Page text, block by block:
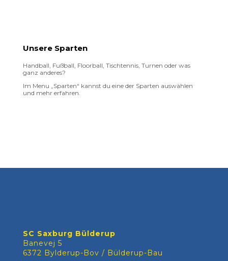
Unsere Sparten
Handball, Fußball, Floorball, Tischtennis, Turnen oder was
ganz anderes?
Im Menu „Sparten“ kannst du eine der Sparten auswählen
und mehr erfahren.
SC Saxburg Bülderup
Banevej 5
6372 Bylderup-Bov / Bülderup-Bau